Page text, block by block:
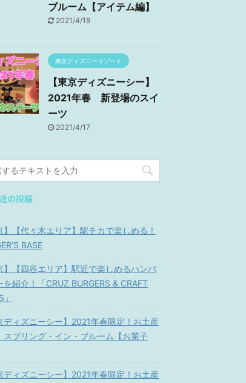
ブルーム【アイテム編】
2021/4/18
東京ディズニーリゾート
【東京ディズニーシー】
2021年春 新登場のスイ
ーツ
2021/4/17
の投稿
】【代々木エリア】駅チカで楽しめる！
BASE
】【四谷エリア】駅近で楽しめるハンバ
を紹介！「CRUZ BURGERS & CRAFT
ディズニーシー】2021年春限定！お土産
スプリング・イン・ブルーム【お菓子
ディズニーシー】2021年春限定！お土産